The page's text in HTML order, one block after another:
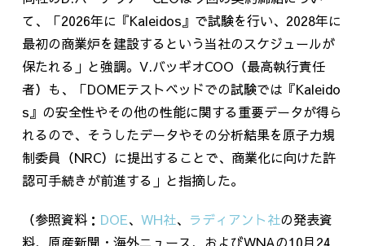
て、「2026年に『Kaleidos 』で試験を行い、 2028年に
最初の商業炉を建設するという当社のスケジュールが
保たれる」と強調。 V.バッギオCOO （最高執行責任
者）も、「DOMEテストベッドでの試験では『Kaleido
s 』の安全性やその他の性能に関する重要データが得ら
れるので、そうしたデータやその分析結果を原子力規
制委員（NRC）に提出することで、商業化に向けた許
認可手続きが前進する」と指摘した。
（参照資料： DOE、 WH社、 ラディアント社の発表資
料、原産新聞・海外ニュース、およびWNAの10月24